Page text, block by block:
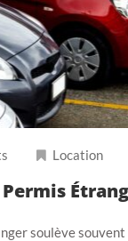
Location
soulève